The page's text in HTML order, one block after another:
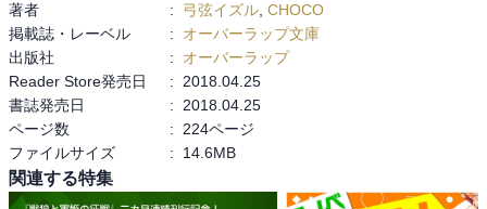
著者
: 弓弦イズル CHOCO
掲載誌・レーベル
:
オーバーラップ文庫
出版社
:
オーバーラップ
Reader Store発売日
:
2018.04.25
書誌発売日
:
2018.04.25
ページ数
:
224ページ
ファイルサイズ
: 14.6MB
関連する特集